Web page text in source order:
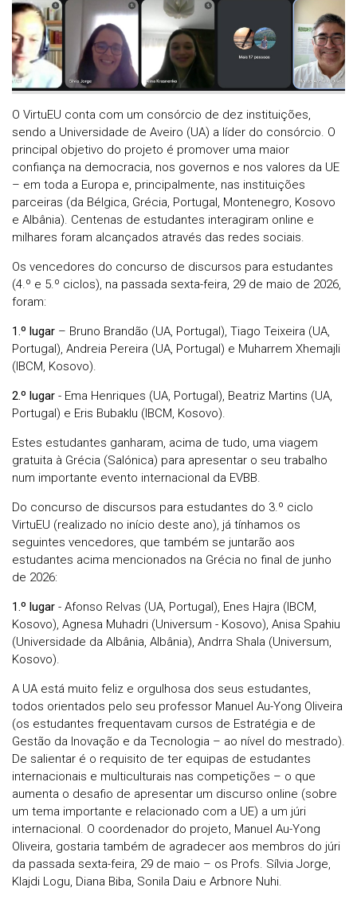
O VirtuEU conta com um consórcio de dez instituições,
sendo a Universidade de Aveiro (UA) a líder do consórcio. O
principal objetivo do projeto é promover uma maior
confiança na democracia, nos governos e nos valores da UE
– em toda a Europa e, principalmente, nas instituições
parceiras (da Bélgica, Grécia, Portugal, Montenegro, Kosovo
e Albânia). Centenas de estudantes interagiram online e
milhares foram alcançados através das redes sociais.
Os vencedores do concurso de discursos para estudantes
(4.º e 5.º ciclos), na passada sexta-feira, 29 de maio de 2026,
foram:
1.º lugar – Bruno Brandão (UA, Portugal), Tiago Teixeira (UA,
Portugal), Andreia Pereira (UA, Portugal) e Muharrem Xhemajli
(IBCM, Kosovo).
2.º lugar - Ema Henriques (UA, Portugal), Beatriz Martins (UA,
Portugal) e Eris Bubaklu (IBCM, Kosovo).
Estes estudantes ganharam, acima de tudo, uma viagem
gratuita à Grécia (Salónica) para apresentar o seu trabalho
num importante evento internacional da EVBB.
Do concurso de discursos para estudantes do 3.º ciclo
VirtuEU (realizado no início deste ano), já tínhamos os
seguintes vencedores, que também se juntarão aos
estudantes acima mencionados na Grécia no final de junho
de 2026:
1.º lugar - Afonso Relvas (UA, Portugal), Enes Hajra (IBCM,
Kosovo), Agnesa Muhadri (Universum - Kosovo), Anisa Spahiu
(Universidade da Albânia, Albânia), Andrra Shala (Universum,
Kosovo).
A UA está muito feliz e orgulhosa dos seus estudantes,
todos orientados pelo seu professor Manuel Au-Yong Oliveira
(os estudantes frequentavam cursos de Estratégia e de
Gestão da Inovação e da Tecnologia – ao nível do mestrado).
De salientar é o requisito de ter equipas de estudantes
internacionais e multiculturais nas competições – o que
aumenta o desafio de apresentar um discurso online (sobre
um tema importante e relacionado com a UE) a um júri
internacional. O coordenador do projeto, Manuel Au-Yong
Oliveira, gostaria também de agradecer aos membros do júri
da passada sexta-feira, 29 de maio – os Profs. Sílvia Jorge,
Klajdi Logu, Diana Biba, Sonila Daiu e Arbnore Nuhi.